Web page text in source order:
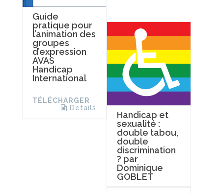
Guide
pratique pour
l’animation des
groupes
d’expression
AVAS
Handicap
International
TÉLÉCHARGER
Details
Handicap et
sexualité :
double tabou,
double
discrimination
? par
Dominique
GOBLET